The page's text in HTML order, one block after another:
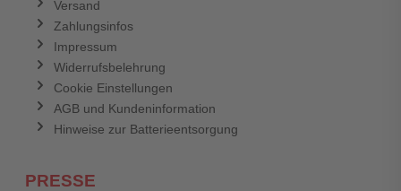
Versand
Zahlungsinfos
Impressum
Widerrufsbelehrung
Cookie Einstellungen
AGB und Kundeninformation
Hinweise zur Batterieentsorgung
PRESSE